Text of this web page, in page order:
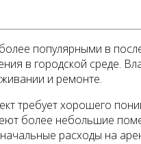
популярными в
в городской среде.
и ремонте.
требует хорошего
более небольшие
расходы на